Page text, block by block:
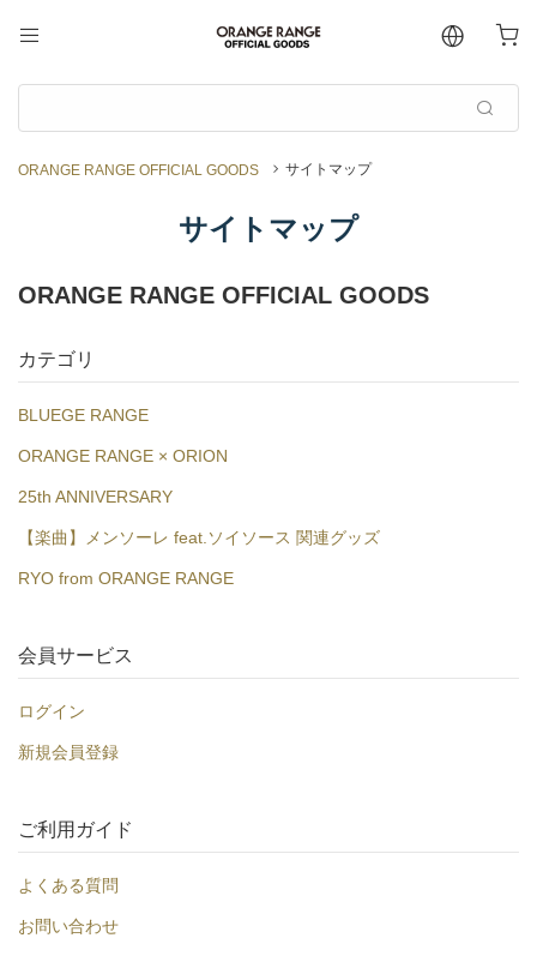
ORANGE RANGE OFFICIAL GOODS サイトマップ
サイトマップ
ORANGE RANGE OFFICIAL GOODS
カテゴリ
BLUEGE RANGE
ORANGE RANGE × ORION
25th ANNIVERSARY
【楽曲】メンソーレ feat.ソイソース 関連グッズ
RYO from ORANGE RANGE
会員サービス
ログイン
新規会員登録
ご利用ガイド
よくある質問
お問い合わせ